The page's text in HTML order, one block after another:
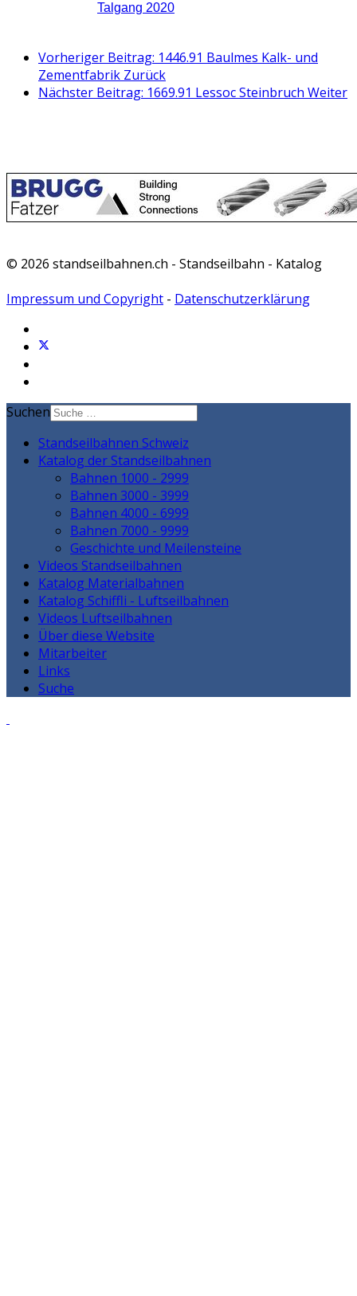
Talgang 2020
Vorheriger Beitrag: 1446.91 Baulmes Kalk- und
Zementfabrik Zurück
Nächster Beitrag: 1669.91 Lessoc Steinbruch Weiter
© 2026 standseilbahnen.ch - Standseilbahn - Katalog
Impressum und Copyright - Datenschutzerklärung
Suchen
Standseilbahnen Schweiz
Katalog der Standseilbahnen
Bahnen 1000 - 2999
Bahnen 3000 - 3999
Bahnen 4000 - 6999
Bahnen 7000 - 9999
Geschichte und Meilensteine
Videos Standseilbahnen
Katalog Materialbahnen
Katalog Schiffli - Luftseilbahnen
Videos Luftseilbahnen
Über diese Website
Mitarbeiter
Links
Suche